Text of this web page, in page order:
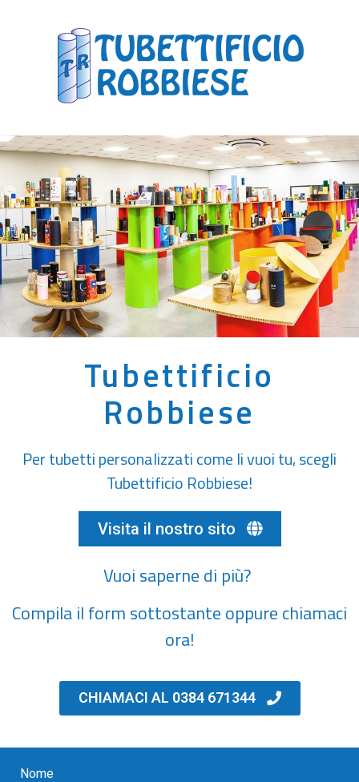
Tubettificio
Robbiese
Per tubetti personalizzati come li vuoi tu, scegli
Tubettificio Robbiese!
Visita il nostro sito
Vuoi saperne di più?
Compila il form sottostante oppure chiamaci
ora!
CHIAMACI AL 0384 671344
Nome